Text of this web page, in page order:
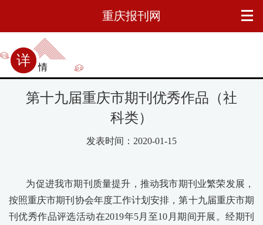
重庆报刊网
详情
第十九届重庆市期刊优秀作品（社
科类）
发表时间：2020-01-15
为促进我市期刊质量提升，推动我市期刊业繁荣发展，
按照重庆市期刊协会年度工作计划安排，第十九届重庆市期
刊优秀作品评选活动在2019年5月至10月期间开展。经期刊